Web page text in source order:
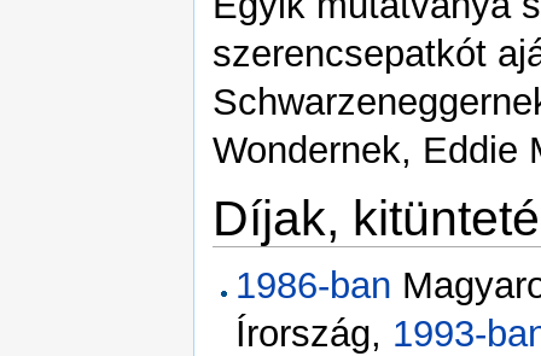
szerencsepatkót
Wondernek, Eddie
Díjak,
1986-ban
Írország, 1993-